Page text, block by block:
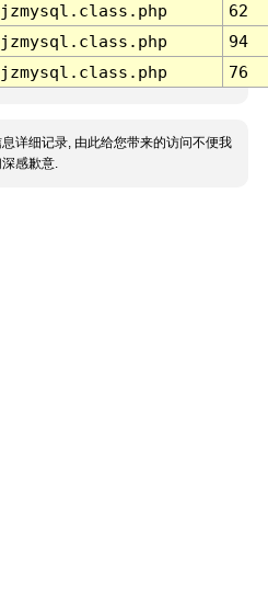
62
94
76
详细记录, 由此给您带来的访问不便我
感歉意.